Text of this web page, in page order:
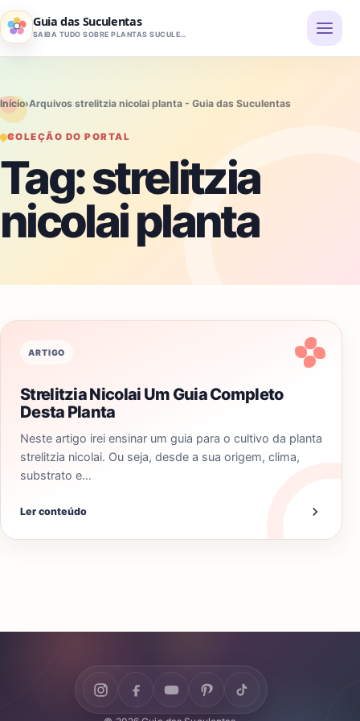
Pular para o conteúdo
Guia das Suculentas
SAIBA TUDO SOBRE PLANTAS SUCULENTAS
Início›Arquivos strelitzia nicolai planta - Guia das Suculentas
COLEÇÃO DO PORTAL
Tag:strelitzia
nicolai planta
ARTIGO
Strelitzia Nicolai Um Guia Completo
Desta Planta
Neste artigo irei ensinar um guia para o cultivo da planta
strelitzia nicolai. Ou seja, desde a sua origem, clima,
substrato e…
Ler conteúdo